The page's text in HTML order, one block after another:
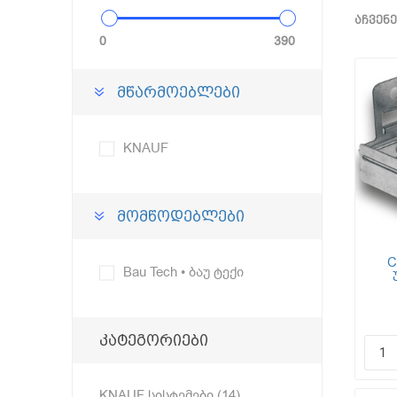
აჩვენე
0 390
მწარმოებლები
KNAUF
მომწოდებლები
Bau Tech • ბაუ ტექი
კატეგორიები